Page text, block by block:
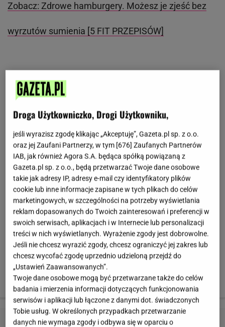
Zobacz: Zdrowe hamburgery. Możesz je zjeść bez
wyrzutów sumienia [5 FIT PRZEPISÓW]
Droga Użytkowniczko, Drogi Użytkowniku,
jeśli wyrazisz zgodę klikając „Akceptuję”, Gazeta.pl sp. z o.o.
oraz jej Zaufani Partnerzy, w tym [676] Zaufanych Partnerów
IAB, jak również Agora S.A. będąca spółką powiązaną z
Gazeta.pl sp. z o.o., będą przetwarzać Twoje dane osobowe
takie jak adresy IP, adresy e-mail czy identyfikatory plików
cookie lub inne informacje zapisane w tych plikach do celów
marketingowych, w szczególności na potrzeby wyświetlania
reklam dopasowanych do Twoich zainteresowań i preferencji w
swoich serwisach, aplikacjach i w Internecie lub personalizacji
treści w nich wyświetlanych. Wyrażenie zgody jest dobrowolne.
Jeśli nie chcesz wyrazić zgody, chcesz ograniczyć jej zakres lub
chcesz wycofać zgodę uprzednio udzieloną przejdź do
„Ustawień Zaawansowanych”.
Twoje dane osobowe mogą być przetwarzane także do celów
badania i mierzenia informacji dotyczących funkcjonowania
serwisów i aplikacji lub łączone z danymi dot. świadczonych
Tobie usług. W określonych przypadkach przetwarzanie
danych nie wymaga zgody i odbywa się w oparciu o